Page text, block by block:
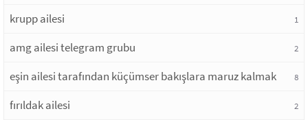
krupp ailesi 1
amg ailesi telegram grubu 2
eşin ailesi tarafından küçümser bakışlara maruz kalmak 8
fırıldak ailesi 2